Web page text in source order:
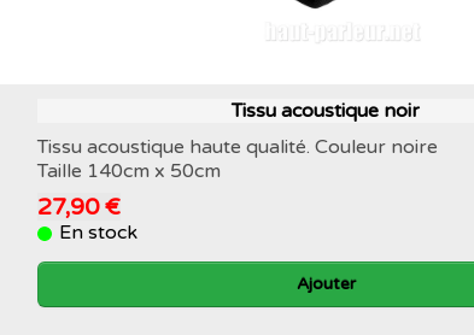
Tissu acoustique noir
Tissu acoustique haute qualité. Couleur noire
Taille 140cm x 50cm
27,90 €
En stock
Ajouter